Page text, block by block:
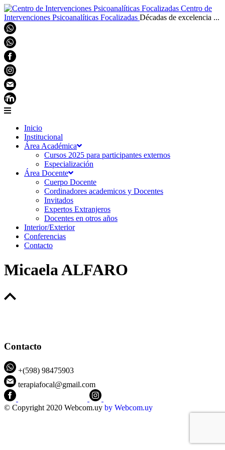
Centro de
Intervenciones Psicoanalíticas Focalizadas Décadas de excelencia ...
Inicio
Institucional
Área Académica
Cursos 2025 para participantes externos
Especialización
Área Docente
Cuerpo Docente
Cordinadores academicos y Docentes
Invitados
Expertos Extranjeros
Docentes en otros años
Interior/Exterior
Conferencias
Contacto
Micaela ALFARO
Contacto
+(598) 98475903
terapiafocal@gmail.com
© Copyright 2020 Webcom.uy by Webcom.uy